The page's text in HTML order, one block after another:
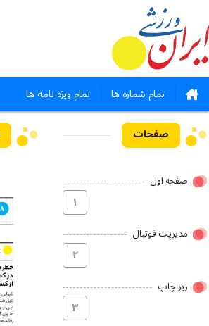
تمام شماره ها تمام ویژه نامه ها
صفحات
صفحه اول
۱
مدیریت فوتبال
۲
زیر چاپ
۳